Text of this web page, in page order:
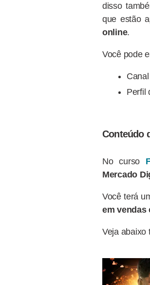
disso
que estão
online.
Você pode
Perfil
Conteúdo
No curso
Mercado
Você terá
em vendas
Veja abaixo